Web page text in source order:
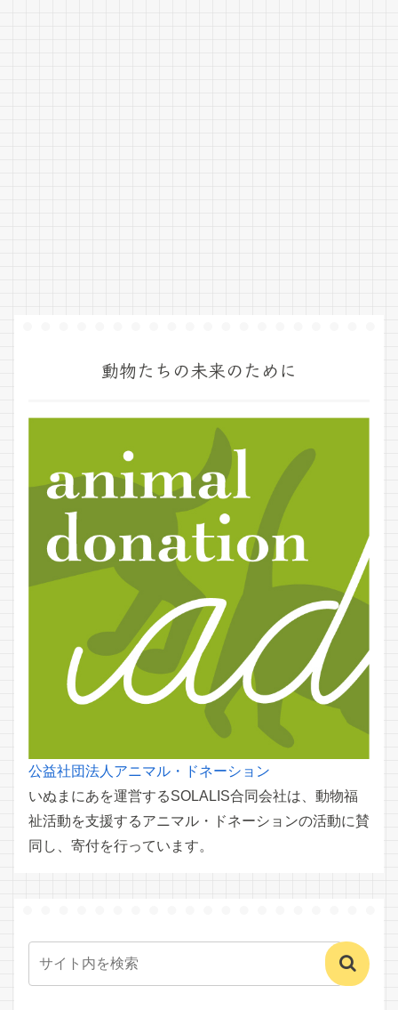
動物たちの未来のために
公益社団法人アニマル・ドネーション
いぬまにあを運営するSOLALIS合同会社は、動物福
祉活動を支援するアニマル・ドネーションの活動に賛
同し、寄付を行っています。